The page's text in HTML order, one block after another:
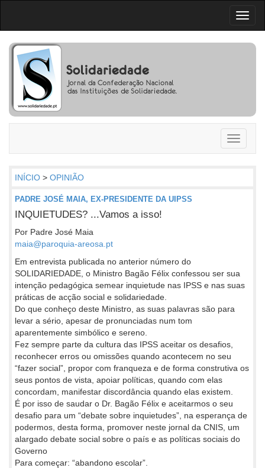
Toggle
INÍCIO > OPINIÃO
PADRE JOSÉ MAIA, EX-PRESIDENTE DA UIPSS
INQUIETUDES? ...Vamos a isso!
Por Padre José Maia
maia@paroquia-areosa.pt
Em entrevista publicada no anterior número do
SOLIDARIEDADE, o Ministro Bagão Félix confessou ser sua
intenção pedagógica semear inquietude nas IPSS e nas suas
práticas de acção social e solidariedade.
Do que conheço deste Ministro, as suas palavras são para
levar a sério, apesar de pronunciadas num tom
aparentemente simbólico e sereno.
Fez sempre parte da cultura das IPSS aceitar os desafios,
reconhecer erros ou omissões quando acontecem no seu
“fazer social”, propor com franqueza e de forma construtiva os
seus pontos de vista, apoiar políticas, quando com elas
concordam, manifestar discordância quando elas existem.
É por isso de saudar o Dr. Bagão Félix e aceitarmos o seu
desafio para um “debate sobre inquietudes”, na esperança de
podermos, desta forma, promover neste jornal da CNIS, um
alargado debate social sobre o país e as políticas sociais do
Governo
Para começar: “abandono escolar”.